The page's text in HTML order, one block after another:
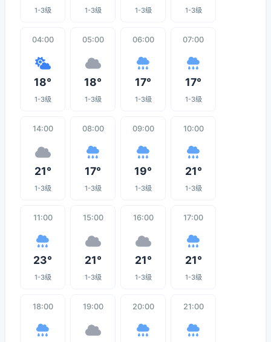
1-3级 1-3级 1-3级 1-3级
04:00
18°
1-3级
05:00
18°
1-3级
06:00
17°
1-3级
07:00
17°
1-3级
14:00
21°
1-3级
08:00
17°
1-3级
09:00
19°
1-3级
10:00
21°
1-3级
11:00
23°
1-3级
15:00
21°
1-3级
16:00
21°
1-3级
17:00
21°
1-3级
18:00 19:00 20:00 21:00